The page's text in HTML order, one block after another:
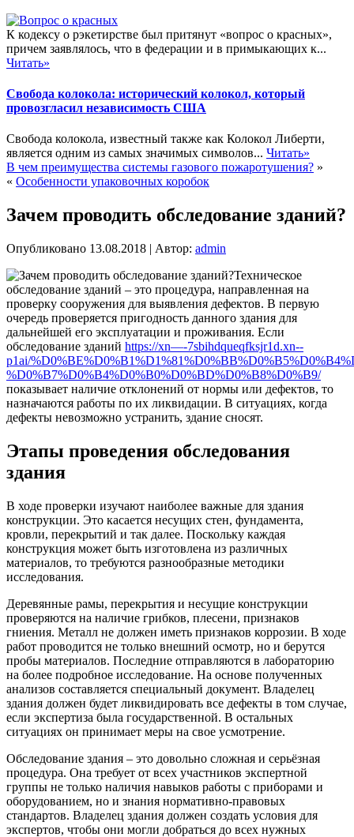
К кодексу о рэкетирстве был притянут «вопрос о красных»,
причем заявлялось, что в федерации и в примыкающих к...
Читать»
Свобода колокола: исторический колокол, который
провозгласил независимость США
Свобода колокола, известный также как Колокол Либерти,
является одним из самых значимых символов... Читать»
В чем преимущества системы газового пожаротушения? »
« Особенности упаковочных коробок
Зачем проводить обследование зданий?
Опубликовано 13.08.2018 | Автор: admin
Техническое
обследование зданий – это процедура, направленная на
проверку сооружения для выявления дефектов. В первую
очередь проверяется пригодность данного здания для
дальнейшей его эксплуатации и проживания. Если
обследование зданий https://xn—-7sbihdqueqfksjr1d.xn--
p1ai/
%D0%B7%D0%B4%D0%B0%D0%BD%D0%B8%D0%B9/
показывает наличие отклонений от нормы или дефектов, то
назначаются работы по их ликвидации. В ситуациях, когда
дефекты невозможно устранить, здание сносят.
Этапы проведения обследования
здания
В ходе проверки изучают наиболее важные для здания
конструкции. Это касается несущих стен, фундамента,
кровли, перекрытий и так далее. Поскольку каждая
конструкция может быть изготовлена из различных
материалов, то требуются разнообразные методики
исследования.
Деревянные рамы, перекрытия и несущие конструкции
проверяются на наличие грибков, плесени, признаков
гниения. Металл не должен иметь признаков коррозии. В ходе
работ проводится не только внешний осмотр, но и берутся
пробы материалов. Последние отправляются в лабораторию
на более подробное исследование. На основе полученных
анализов составляется специальный документ. Владелец
здания должен будет ликвидировать все дефекты в том случае,
если экспертиза была государственной. В остальных
ситуациях он принимает меры на свое усмотрение.
Обследование здания – это довольно сложная и серьёзная
процедура. Она требует от всех участников экспертной
группы не только наличия навыков работы с приборами и
оборудованием, но и знания нормативно-правовых
стандартов. Владелец здания должен создать условия для
экспертов, чтобы они могли добраться до всех нужных